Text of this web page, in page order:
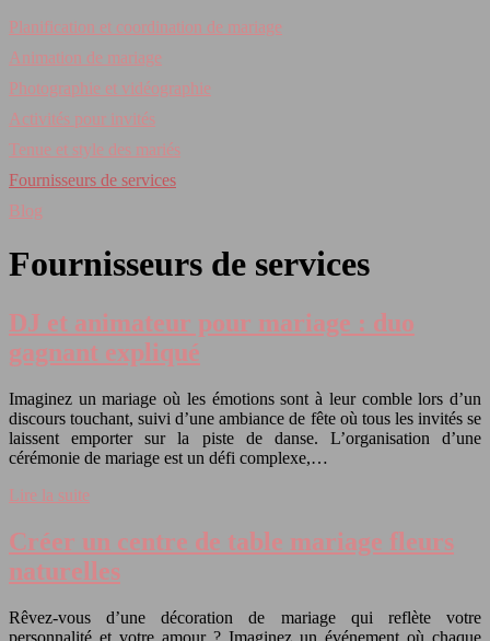
Planification et coordination de mariage
Animation de mariage
Photographie et vidéographie
Activités pour invités
Tenue et style des mariés
Fournisseurs de services
Blog
Fournisseurs de services
DJ et animateur pour mariage : duo
gagnant expliqué
Imaginez un mariage où les émotions sont à leur comble lors d’un
discours touchant, suivi d’une ambiance de fête où tous les invités se
laissent emporter sur la piste de danse. L’organisation d’une
cérémonie de mariage est un défi complexe,…
Lire la suite
Créer un centre de table mariage fleurs
naturelles
Rêvez-vous d’une décoration de mariage qui reflète votre
personnalité et votre amour ? Imaginez un événement où chaque